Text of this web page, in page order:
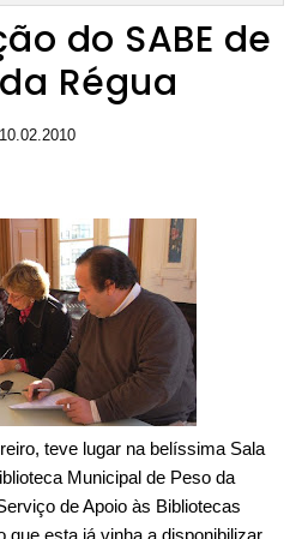
do SABE de
Régua
10.02.2010
teve lugar na belíssima Sala
Municipal de Peso da
de Apoio às Bibliotecas